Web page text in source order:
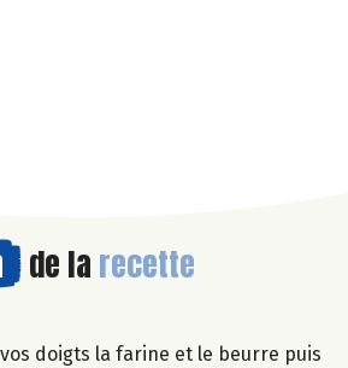
de la recette
doigts la farine et le beurre puis